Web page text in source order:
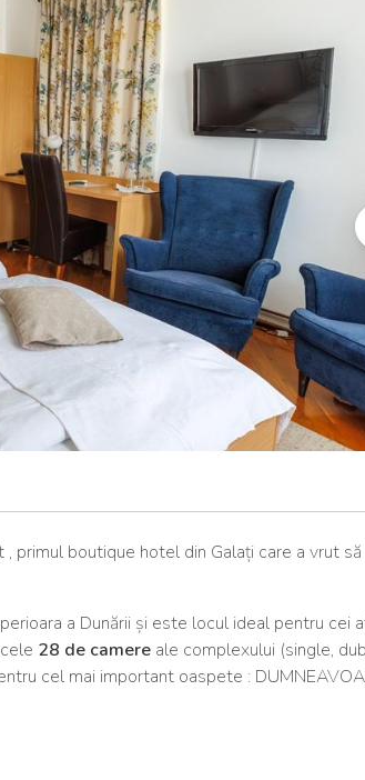
primul boutique hotel din Galați care a vrut
a Dunării și este locul ideal pentru cei
28 de camere ale complexului (single,
cel mai important oaspete :